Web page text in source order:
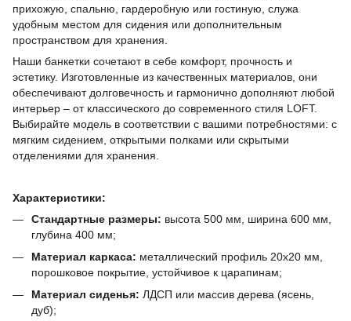
прихожую, спальню, гардеробную или гостиную, служа
удобным местом для сидения или дополнительным
пространством для хранения.
Наши банкетки сочетают в себе комфорт, прочность и
эстетику. Изготовленные из качественных материалов, они
обеспечивают долговечность и гармонично дополняют любой
интерьер – от классического до современного стиля LOFT.
Выбирайте модель в соответствии с вашими потребностями: с
мягким сидением, открытыми полками или скрытыми
отделениями для хранения.
Характеристики:
Стандартные размеры: высота 500 мм, ширина 600 мм,
глубина 400 мм;
Материал каркаса: металлический профиль 20х20 мм,
порошковое покрытие, устойчивое к царапинам;
Материал сиденья: ЛДСП или массив дерева (ясень,
дуб);